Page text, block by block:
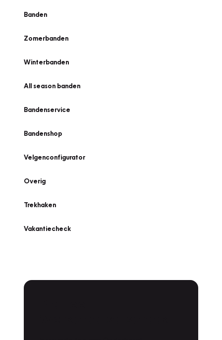
Banden
Zomerbanden
Winterbanden
All season banden
Bandenservice
Bandenshop
Velgenconfigurator
Overig
Trekhaken
Vakantiecheck